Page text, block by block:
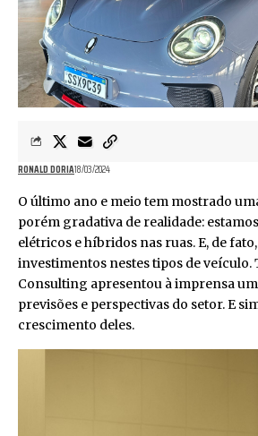
RONALD DORIA18/03/2024
O último ano e meio tem mostrado
porém gradativa de realidade:
elétricos e híbridos nas ruas. E, de
investimentos nestes tipos de veículo.
Consulting apresentou à imprensa
previsões e perspectivas do setor. E
crescimento deles.